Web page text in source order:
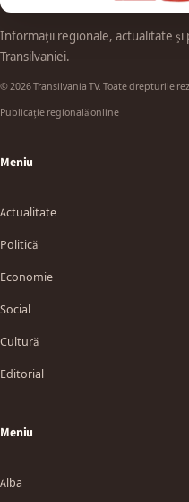
Informații regionale, actualitate și
Transilvaniei.
© 2026 Transilvania TV. Toate drepturile
Publicație regională online
Meniu
Actualitate
Politică
Economie
Social
Cultură
Editorial
Meniu
Alba